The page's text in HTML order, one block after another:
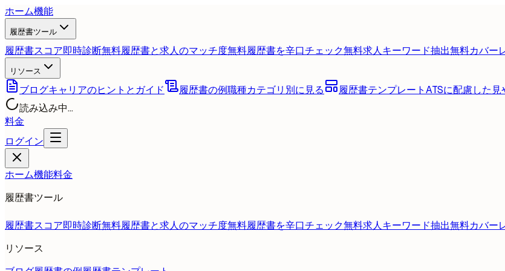
ホーム機能
履歴書ツール
履歴書スコア即時診断無料履歴書と求人のマッチ度無料履歴書を辛口チェック無料求人キーワード抽出無料カバー
リソース
ブログキャリアのヒントとガイド 履歴書の例職種カテゴリ別に見る 履歴書テンプレートATSに配慮した見
読み込み中...
料金
ログイン
ホーム機能料金
履歴書ツール
履歴書スコア即時診断無料履歴書と求人のマッチ度無料履歴書を辛口チェック無料求人キーワード抽出無料カバー
リソース